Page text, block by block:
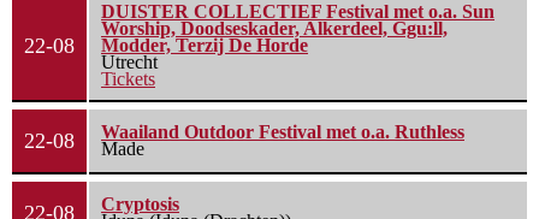
22-08
DUISTER COLLECTIEF Festival met o.a. Sun
Worship, Doodseskader, Alkerdeel, Ggu:ll,
Modder, Terzij De Horde
Utrecht
Tickets
22-08
Waailand Outdoor Festival met o.a. Ruthless
Made
22-08
Cryptosis